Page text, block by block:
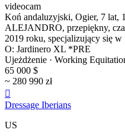
videocam
Koń andaluzyjski, Ogier, 7 lat,
ALEJANDRO, przepiękny,
2019 roku, specjalizujący się w
O: Jardinero XL *PRE
Ujeżdżenie · Working
65 000 $
~ 280 990 zł

Dressage Iberians
US